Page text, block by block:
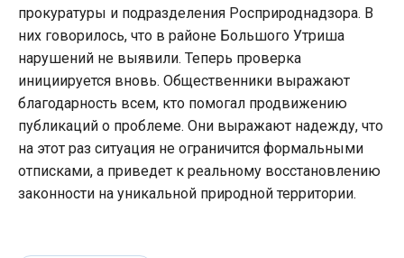
прокуратуры и подразделения Росприроднадзора. В
них говорилось, что в районе Большого Утриша
нарушений не выявили. Теперь проверка
инициируется вновь. Общественники выражают
благодарность всем, кто помогал продвижению
публикаций о проблеме. Они выражают надежду, что
на этот раз ситуация не ограничится формальными
отписками, а приведет к реальному восстановлению
законности на уникальной природной территории.